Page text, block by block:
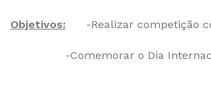
Objetivos: -Realizar competição
-Comemorar o Dia